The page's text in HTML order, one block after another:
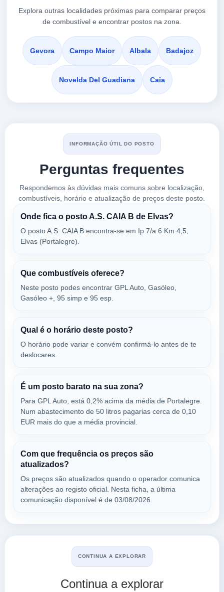
Explora outras localidades próximas para comparar preços
de combustível e encontrar postos na zona.
Gevora Campo Maior Albala Badajoz
Novelda Del Guadiana Caia
INFORMAÇÃO ÚTIL DO POSTO
Perguntas frequentes
Respondemos às dúvidas mais comuns sobre localização,
combustíveis, horário e atualização de preços deste posto.
Onde fica o posto A.S. CAIA B de Elvas?
O posto A.S. CAIA B encontra-se em Ip 7/a 6 Km 4,5,
Elvas (Portalegre).
Que combustíveis oferece?
Neste posto podes encontrar GPL Auto, Gasóleo,
Gasóleo +, 95 simp e 95 esp.
Qual é o horário deste posto?
O horário pode variar e convém confirmá-lo antes de te
deslocares.
É um posto barato na sua zona?
Para GPL Auto, está 0,2% acima da média de Portalegre.
Num abastecimento de 50 litros pagarias cerca de 0,10
EUR mais do que a média provincial.
Com que frequência os preços são
atualizados?
Os preços são atualizados quando o operador comunica
alterações ao registo oficial. Nesta ficha, a última
comunicação disponível é de 03/08/2026.
CONTINUA A EXPLORAR
Continua a explorar